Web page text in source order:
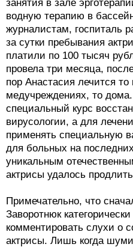
занятия в зале
водную терапию в
журналистам, госпиталь
за сутки пребывания
платили по 100 тысяч
провела три месяца,
пор Анастасия лечится
медучреждениях, то
специальный курс
вирусологии, а для
применять специальную
для больных на
уникальным
актрисы удалось
Примечательно, что
Заворотнюк
комментировать слухи о
актрисы. Лишь когда